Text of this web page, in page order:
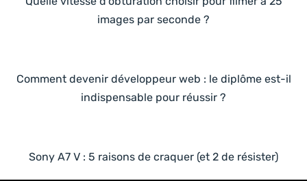
images par seconde ?
Comment devenir développeur web : le diplôme est-il
indispensable pour réussir ?
Sony A7 V : 5 raisons de craquer (et 2 de résister)